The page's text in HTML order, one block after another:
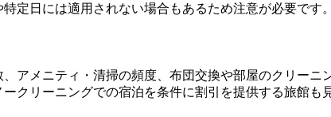
定日には適用されない場合もあるため注意が必要です。
アメニティ・清掃の頻度、布団交換や部屋のクリーニ
クリーニングでの宿泊を条件に割引を提供する旅館も